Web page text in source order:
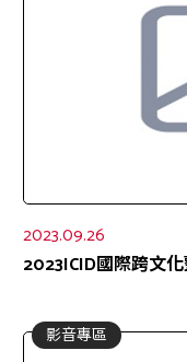
2023.09.26
2023ICID國際跨文
影音專區